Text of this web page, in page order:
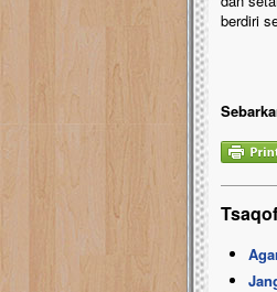
berdiri